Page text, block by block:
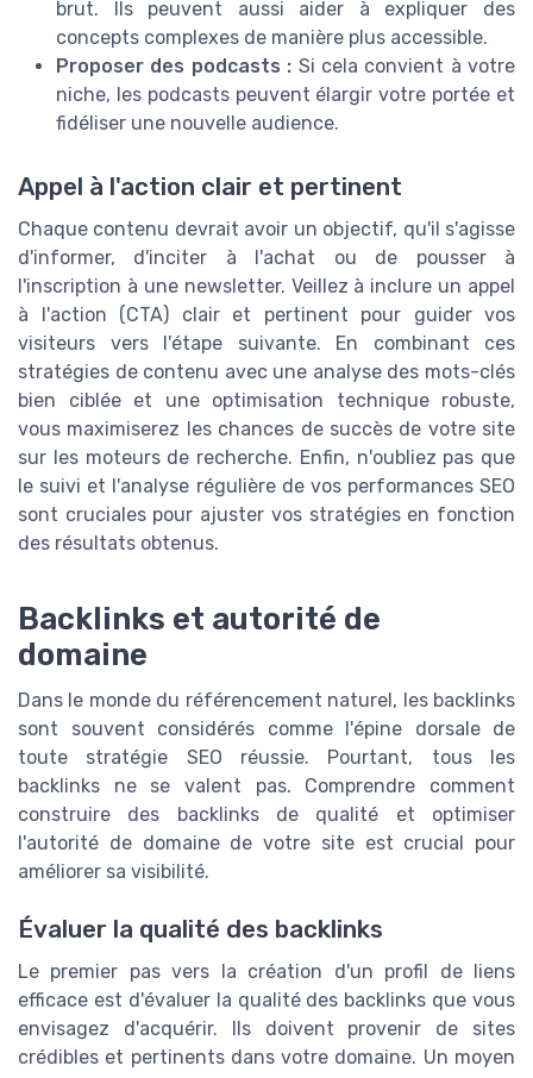
brut. Ils peuvent aussi aider à expliquer des
concepts complexes de manière plus accessible.
Proposer des podcasts : Si cela convient à votre
niche, les podcasts peuvent élargir votre portée et
fidéliser une nouvelle audience.
Appel à l'action clair et pertinent
Chaque contenu devrait avoir un objectif, qu'il s'agisse
d'informer, d'inciter à l'achat ou de pousser à
l'inscription à une newsletter. Veillez à inclure un appel
à l'action (CTA) clair et pertinent pour guider vos
visiteurs vers l'étape suivante. En combinant ces
stratégies de contenu avec une analyse des mots-clés
bien ciblée et une optimisation technique robuste,
vous maximiserez les chances de succès de votre site
sur les moteurs de recherche. Enfin, n'oubliez pas que
le suivi et l'analyse régulière de vos performances SEO
sont cruciales pour ajuster vos stratégies en fonction
des résultats obtenus.
Backlinks et autorité de
domaine
Dans le monde du référencement naturel, les backlinks
sont souvent considérés comme l'épine dorsale de
toute stratégie SEO réussie. Pourtant, tous les
backlinks ne se valent pas. Comprendre comment
construire des backlinks de qualité et optimiser
l'autorité de domaine de votre site est crucial pour
améliorer sa visibilité.
Évaluer la qualité des backlinks
Le premier pas vers la création d'un profil de liens
efficace est d'évaluer la qualité des backlinks que vous
envisagez d'acquérir. Ils doivent provenir de sites
crédibles et pertinents dans votre domaine. Un moyen